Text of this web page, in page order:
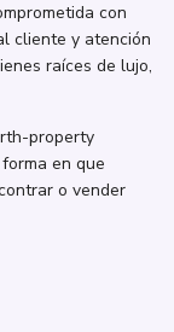
con
cliente y atención
raíces de lujo,
property
en que
o vender